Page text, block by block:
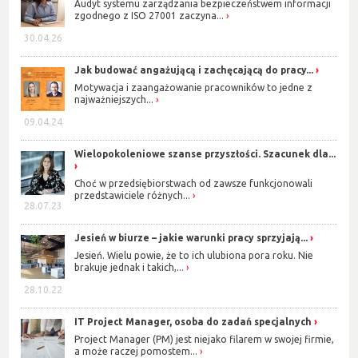
30.04.26
Audyt systemu zarządzania bezpieczeństwem informacji
zgodnego z ISO 27001 zaczyna...
09.04.24
Jak budować angażującą i zachęcającą do pracy...
Motywacja i zaangażowanie pracowników to jedne z
najważniejszych...
28.07.23
Wielopokoleniowe szanse przyszłości. Szacunek dla...
Choć w przedsiębiorstwach od zawsze funkcjonowali
przedstawiciele różnych...
28.10.22
Jesień w biurze – jakie warunki pracy sprzyjają...
Jesień. Wielu powie, że to ich ulubiona pora roku. Nie
brakuje jednak i takich,...
IT Project Manager, osoba do zadań specjalnych
Project Manager (PM) jest niejako filarem w swojej firmie,
a może raczej pomostem...